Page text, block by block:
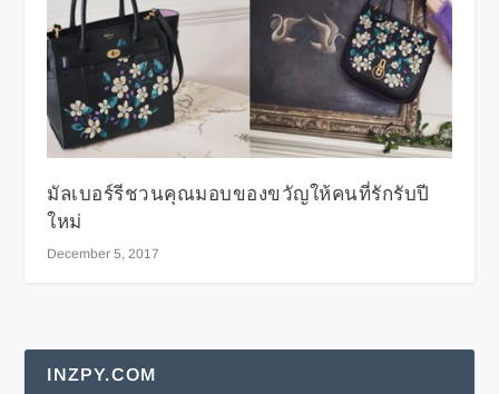
มัลเบอร์รีชวนคุณมอบของขวัญให้คนที่รักรับปี
ใหม่
December 5, 2017
INZPY.COM